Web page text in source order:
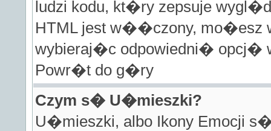
ludzi kodu, kt�ry zepsuje
HTML jest w��czony,
wybieraj�c odpowiedni� opcj�
Powr�t do g�ry
Czym s� U�mieszki?
U�mieszki, albo Ikony Emocji